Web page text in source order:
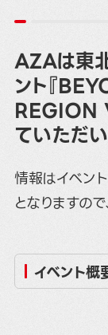
AZAは東
ント『
REGION
ていただい
情報はイベン
となりますの
イベント概